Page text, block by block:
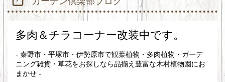
多肉＆チラコーナー改装中です。
- 秦野市・平塚市・伊勢原市で観葉植物・多肉植物・ガーデ
ニング雑貨・草花をお探しなら品揃え豊富な木村植物園にお
まかせ -